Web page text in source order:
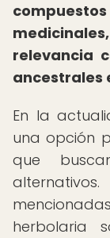
relevancia
ancestrales
En la
una opción
que
herbolaria